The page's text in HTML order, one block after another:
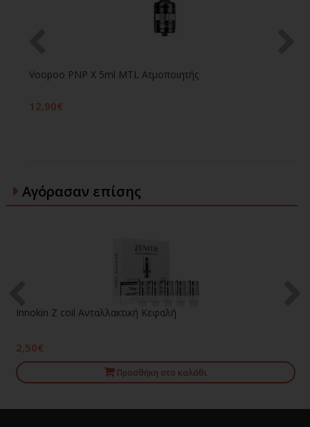
Voopoo PNP X 5ml MTL Ατμοποιητής
12,90€
Αγόρασαν επίσης
Innokin Z coil Ανταλλακτική Κεφαλή
2,50€
Προσθήκη στο καλάθι